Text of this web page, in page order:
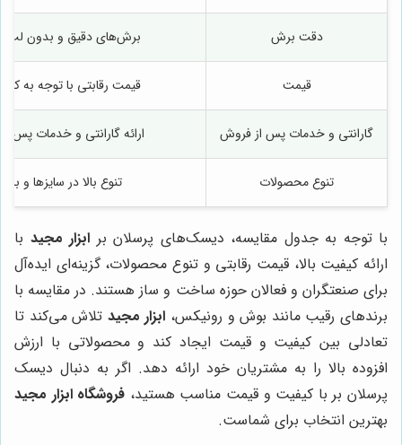
دقت برش برش‌های دقیق و بدون
قیمت قیمت رقابتی با توجه به
گارانتی و خدمات پس از فروش ارائه گارانتی و خدمات پس
تنوع محصولات تنوع بالا در سایزها و
با توجه به جدول مقایسه، دیسک‌های پرسلان بر ابزار مجید با
ارائه کیفیت بالا، قیمت رقابتی و تنوع محصولات، گزینه‌ای ایده‌آل
برای صنعتگران و فعالان حوزه ساخت و ساز هستند. در مقایسه با
برندهای رقیب مانند بوش و رونیکس، ابزار مجید تلاش می‌کند تا
تعادلی بین کیفیت و قیمت ایجاد کند و محصولاتی با ارزش
افزوده بالا را به مشتریان خود ارائه دهد. اگر به دنبال دیسک
پرسلان بر با کیفیت و قیمت مناسب هستید، فروشگاه ابزار مجید
بهترین انتخاب برای شماست.